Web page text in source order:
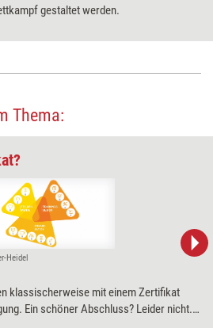
gestaltet werden.
Thema:
Heidel
klassischerweise mit einem Zertifikat
Ein schöner Abschluss? Leider nicht.